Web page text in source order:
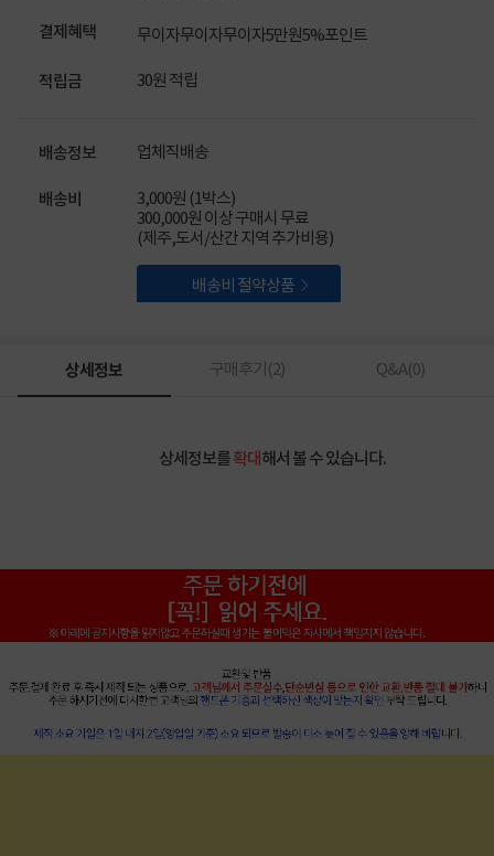
결제혜택 무이자무이자무이자5만원5%포인트
적립금 30원 적립
배송정보 업체직배송
배송비
3,000원 (1박스)
300,000원 이상 구매시 무료
(제주,도서/산간 지역 추가비용)
배송비 절약상품 
상세정보 구매후기(2) Q&A(0)
상세정보를확대해서 볼 수 있습니다.